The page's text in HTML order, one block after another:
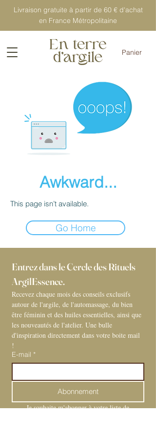
Livraison gratuite à partir de 60 € d'achat
en France Métropolitaine
Panier
Awkward...
This page isn’t available.
Go Home
Entrez dans le Cercle des Rituels
ArgilEssence.
Recevez chaque mois des conseils exclusifs
autour de l'argile, de l'automassage, du bien
être féminin et des huiles essentielles, ainsi que
les nouveautés de l'atelier. Une bulle
d'inspiration directement dans votre boite mail
!
E-mail *
Abonnement
Je souhaite m'abonner à votre liste de